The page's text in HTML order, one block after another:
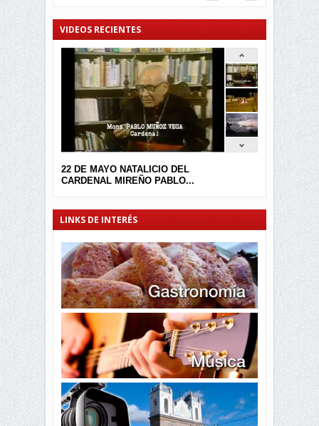
VIDEOS RECIENTES
22 DE MAYO NATALICIO DEL
CARDENAL MIREÑO PABLO...
LINKS DE INTERÉS